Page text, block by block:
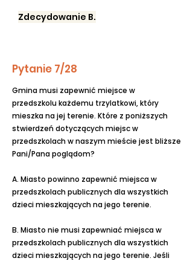
Zdecydowanie B.
Pytanie 7/28
Gmina musi zapewnić miejsce w
przedszkolu każdemu trzylatkowi, który
mieszka na jej terenie. Które z poniższych
stwierdzeń dotyczących miejsc w
przedszkolach w naszym mieście jest bliższe
Pani/Pana poglądom?
A. Miasto powinno zapewnić miejsca w
przedszkolach publicznych dla wszystkich
dzieci mieszkających na jego terenie.
B. Miasto nie musi zapewniać miejsca w
przedszkolach publicznych dla wszystkich
dzieci mieszkających na jego terenie. Jeśli